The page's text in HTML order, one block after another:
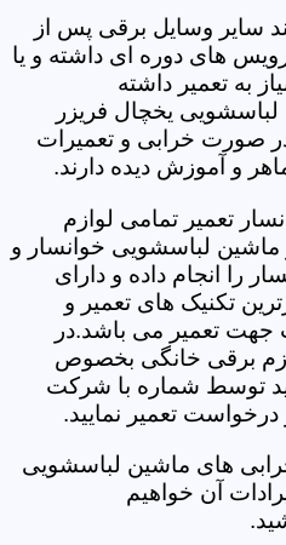
سایر وسایل برقی پس از
های دوره ای داشته و یا
به تعمیر داشته
لباسشویی یخچال فریزر
صورت خرابی و تعمیرات
و آموزش دیده دارند.
تعمیر تمامی لوازم
ماشین لباسشویی خوانسار و
را انجام داده و دارای
تکنیک های تعمیر و
جهت تعمیر می باشد.در
برقی خانگی بخصوص
توسط شماره با شرکت
تعمیر نمایید.
های ماشین لباسشویی
آن خواهیم